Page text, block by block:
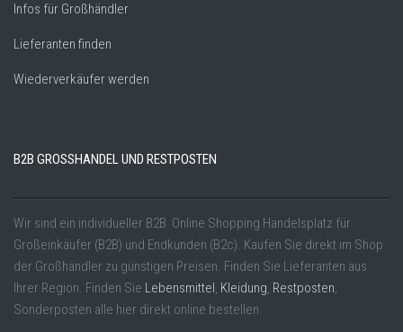
Infos für Großhändler
Lieferanten finden
Wiederverkäufer werden
B2B GROSSHANDEL UND RESTPOSTEN
Wir sind ein individueller B2B Online Shopping Handelsplatz für
Großeinkäufer (B2B) und Endkunden (B2c). Kaufen Sie direkt im Shop
der Großhändler zu günstigen Preisen. Finden Sie Lieferanten aus
Ihrer Region. Finden Sie Lebensmittel , Kleidung, Restposten,
Sonderposten alle hier direkt online bestellen.